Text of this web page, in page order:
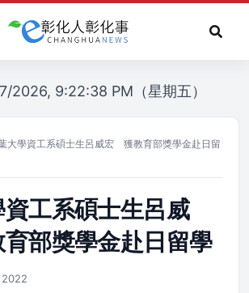
2026, 9:22:38 PM（星期五）
大學資工系碩士生呂威宏 獲教育部獎學金赴日留
工系碩士生呂威
部獎學金赴日留學